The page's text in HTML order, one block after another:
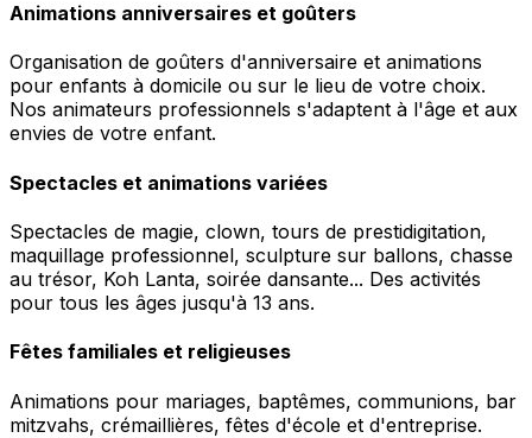
Animations anniversaires et goûters
Organisation de goûters d'anniversaire et animations
pour enfants à domicile ou sur le lieu de votre choix.
Nos animateurs professionnels s'adaptent à l'âge et aux
envies de votre enfant.
Spectacles et animations variées
Spectacles de magie, clown, tours de prestidigitation,
maquillage professionnel, sculpture sur ballons, chasse
au trésor, Koh Lanta, soirée dansante... Des activités
pour tous les âges jusqu'à 13 ans.
Fêtes familiales et religieuses
Animations pour mariages, baptêmes, communions, bar
mitzvahs, crémaillières, fêtes d'école et d'entreprise.